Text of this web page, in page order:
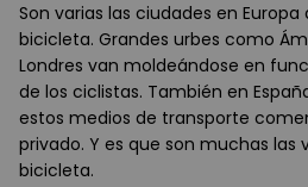
Son varias las ciudades en
bicicleta. Grandes urbes como
Londres van moldeándose en
de los ciclistas. También en
estos medios de transporte
privado. Y es que son muchas las
bicicleta.